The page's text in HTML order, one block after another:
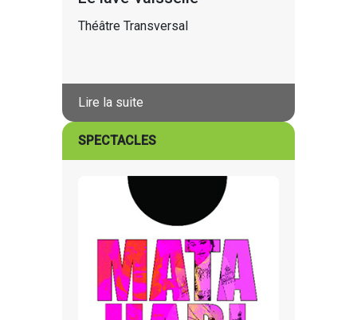
Théâtre Transversal
Lire la suite
SPECTACLES